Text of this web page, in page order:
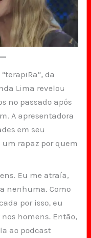
da
Lima revelou
no passado após
A apresentadora
em seu
rapaz por quem
Eu me atraía,
nenhuma. Como
por isso, eu
homens. Então,
ao podcast